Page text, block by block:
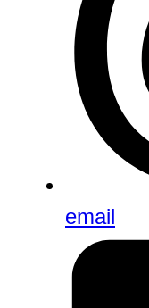
email